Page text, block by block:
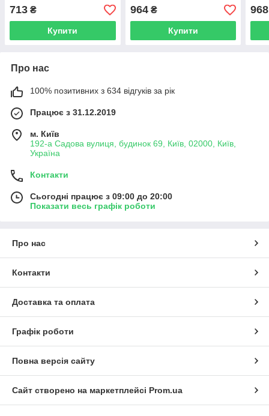
713 ₴
Купити
964₴
Купити
968
Про нас
100% позитивних з 634 відгуків за рік
Працює з 31.12.2019
м. Київ
192-а Садова вулиця, будинок 69, Київ, 02000, Київ,
Україна
Контакти
Сьогодні працює з 09:00 до 20:00
Показати весь графік роботи
Про нас
Контакти
Доставка та оплата
Графік роботи
Повна версія сайту
Сайт створено на маркетплейсі Prom.ua